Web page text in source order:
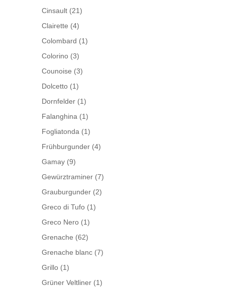
Cinsault (21)
Clairette (4)
Colombard (1)
Colorino (3)
Counoise (3)
Dolcetto (1)
Dornfelder (1)
Falanghina (1)
Fogliatonda (1)
Frühburgunder (4)
Gamay (9)
Gewürztraminer (7)
Grauburgunder (2)
Greco di Tufo (1)
Greco Nero (1)
Grenache (62)
Grenache blanc (7)
Grillo (1)
Grüner Veltliner (1)